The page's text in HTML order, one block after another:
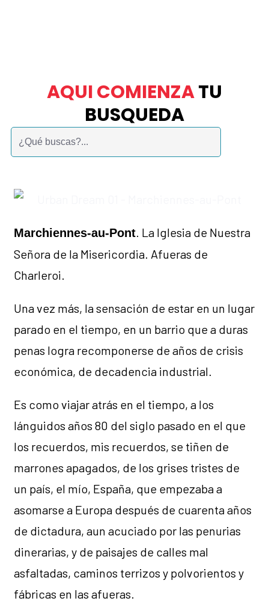
AQUI COMIENZATU
BUSQUEDA
Buscar:
Marchiennes-au-Pont . La Iglesia de Nuestra
Señora de la Misericordia. Afueras de
Charleroi.
Una vez más, la sensación de estar en un lugar
parado en el tiempo, en un barrio que a duras
penas logra recomponerse de años de crisis
económica, de decadencia industrial.
Es como viajar atrás en el tiempo, a los
lánguidos años 80 del siglo pasado en el que
los recuerdos, mis recuerdos, se tiñen de
marrones apagados, de los grises tristes de
un país, el mío, España, que empezaba a
asomarse a Europa después de cuarenta años
de dictadura, aun acuciado por las penurias
dinerarias, y de paisajes de calles mal
asfaltadas, caminos terrizos y polvorientos y
fábricas en las afueras.